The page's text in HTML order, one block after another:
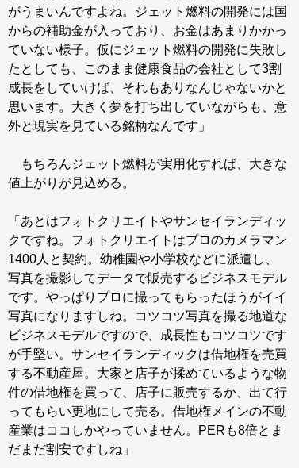
がうまいんですよね。ジェット燃料の開発には国
からの補助金が入っており、お金はあまりかかっ
ていない様子。仮にジェット燃料の開発に失敗し
たとしても、このまま健康食品の会社として3割
成長をしていけば、それもありなんじゃないかと
思います。大きく夢を打ち出していながらも、意
外と現実を見ている銘柄なんです」
もちろんジェット燃料が実用化すれば、大きな
値上がりが見込める。
「あとはフォトクリエイトやサンセイランディッ
クですね。フォトクリエイトはプロのカメラマン
1400人と契約。幼稚園や小学校などに派遣し、
写真を撮影してデータで販売するビジネスモデル
です。やっぱりプロに撮ってもらったほうがイイ
写真になりますしね。コツコツ写真を撮る地道な
ビジネスモデルですので、成長性もコツコツです
が手堅い。サンセイランディックは借地権を売買
する不動産屋。大家と店子が揉めているような物
件の借地権を買って、店子に販売するか、出て行
ってもらい更地にして売る。借地権メインの不動
産業はココしかやっていません。PERも8倍とま
だまだ割安ですしね」